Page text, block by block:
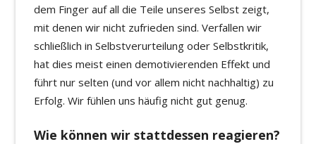
dem Finger auf all die Teile unseres Selbst zeigt,
mit denen wir nicht zufrieden sind. Verfallen wir
schließlich in Selbstverurteilung oder Selbstkritik,
hat dies meist einen demotivierenden Effekt und
führt nur selten (und vor allem nicht nachhaltig) zu
Erfolg. Wir fühlen uns häufig nicht gut genug.
Wie können wir stattdessen reagieren?